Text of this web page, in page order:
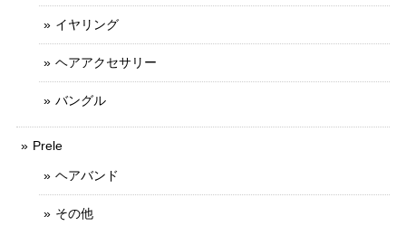
イヤリング
ヘアアクセサリー
バングル
Prele
ヘアバンド
その他